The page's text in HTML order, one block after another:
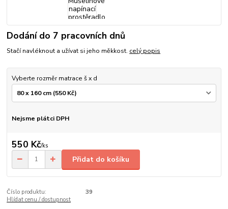
Dodání do 7 pracovních dnů
Stačí navléknout a užívat si jeho měkkost. celý popis
Vyberte rozměr matrace š x d
Nejsme plátci DPH
550 Kč/ks
Přidat do košíku
Číslo produktu:
39
Hlídat cenu / dostupnost